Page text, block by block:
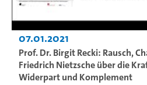
07.01.2021
Prof. Dr. Birgit Recki: Rausch,
Friedrich Nietzsche über die
Widerpart und Komplement